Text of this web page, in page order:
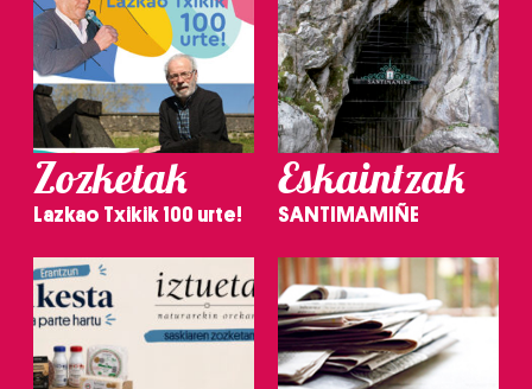
Zozketak
Lazkao Txikik 100 urte!
Eskaintzak
SANTIMAMIÑE